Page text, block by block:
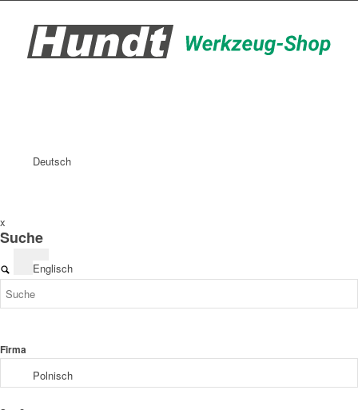
Deutsch
Englisch
Polnisch
x
Suche
Firma